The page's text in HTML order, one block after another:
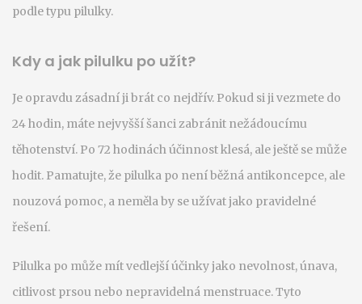
podle typu pilulky.
Kdy a jak pilulku po užít?
Je opravdu zásadní ji brát co nejdřív. Pokud si ji vezmete do
24 hodin, máte nejvyšší šanci zabránit nežádoucímu
těhotenství. Po 72 hodinách účinnost klesá, ale ještě se může
hodit. Pamatujte, že pilulka po není běžná antikoncepce, ale
nouzová pomoc, a neměla by se užívat jako pravidelné
řešení.
Pilulka po může mít vedlejší účinky jako nevolnost, únava,
citlivost prsou nebo nepravidelná menstruace. Tyto